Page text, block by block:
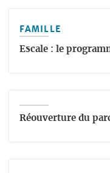
FAMILLE
Escale : le
Réouverture du